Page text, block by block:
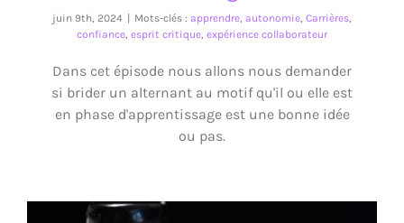
juin 9th, 2024 Mots-clés : apprendre, autonomie, Carrières,
confiance, esprit critique, expérience collaborateur
Dans cet épisode nous allons nous demander
si brider un alternant au motif qu'il ou elle est
en phase d'apprentissage est une bonne idée
ou pas.